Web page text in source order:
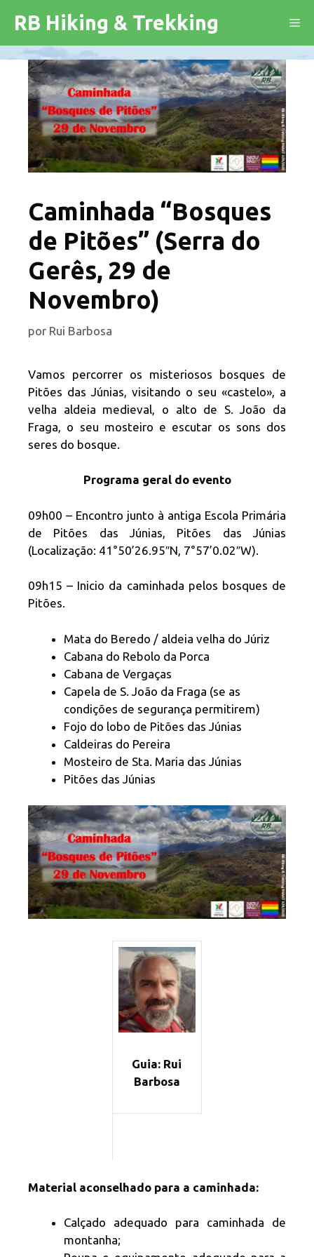
para
o
conteúdo
RB Hiking & Trekking
Caminhada “Bosques
de Pitões” (Serra do
Gerês, 29 de
Novembro)
por Rui Barbosa
Vamos percorrer os misteriosos bosques de
Pitões das Júnias, visitando o seu «castelo», a
velha aldeia medieval, o alto de S. João da
Fraga, o seu mosteiro e escutar os sons dos
seres do bosque.
Programa geral do evento
09h00 – Encontro junto à antiga Escola Primária
de Pitões das Júnias, Pitões das Júnias
(Localização: 41°50’26.95″N, 7°57’0.02″W).
09h15 – Inicio da caminhada pelos bosques de
Pitões.
Mata do Beredo / aldeia velha do Júriz
Cabana do Rebolo da Porca
Cabana de Vergaças
Capela de S. João da Fraga (se as
condições de segurança permitirem)
Fojo do lobo de Pitões das Júnias
Caldeiras do Pereira
Mosteiro de Sta. Maria das Júnias
Pitões das Júnias
Guia: Rui
Barbosa
Material aconselhado para a caminhada:
Calçado adequado para caminhada de
montanha;